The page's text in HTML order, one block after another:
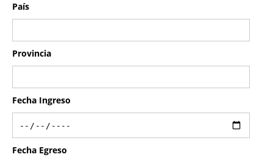
País
Provincia
Fecha Ingreso
Fecha Egreso